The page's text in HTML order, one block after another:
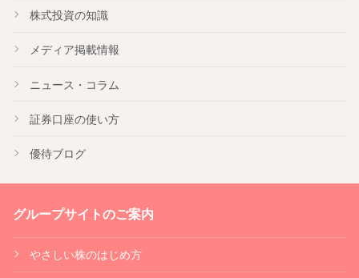
株式投資の知識
メディア掲載情報
ニュース・コラム
証券口座の使い方
優待ブログ
グループサイトのご案内
やさしい株のはじめ方